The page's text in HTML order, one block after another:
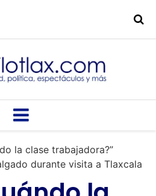
la clase trabajadora?”
durante visita a Tlaxcala